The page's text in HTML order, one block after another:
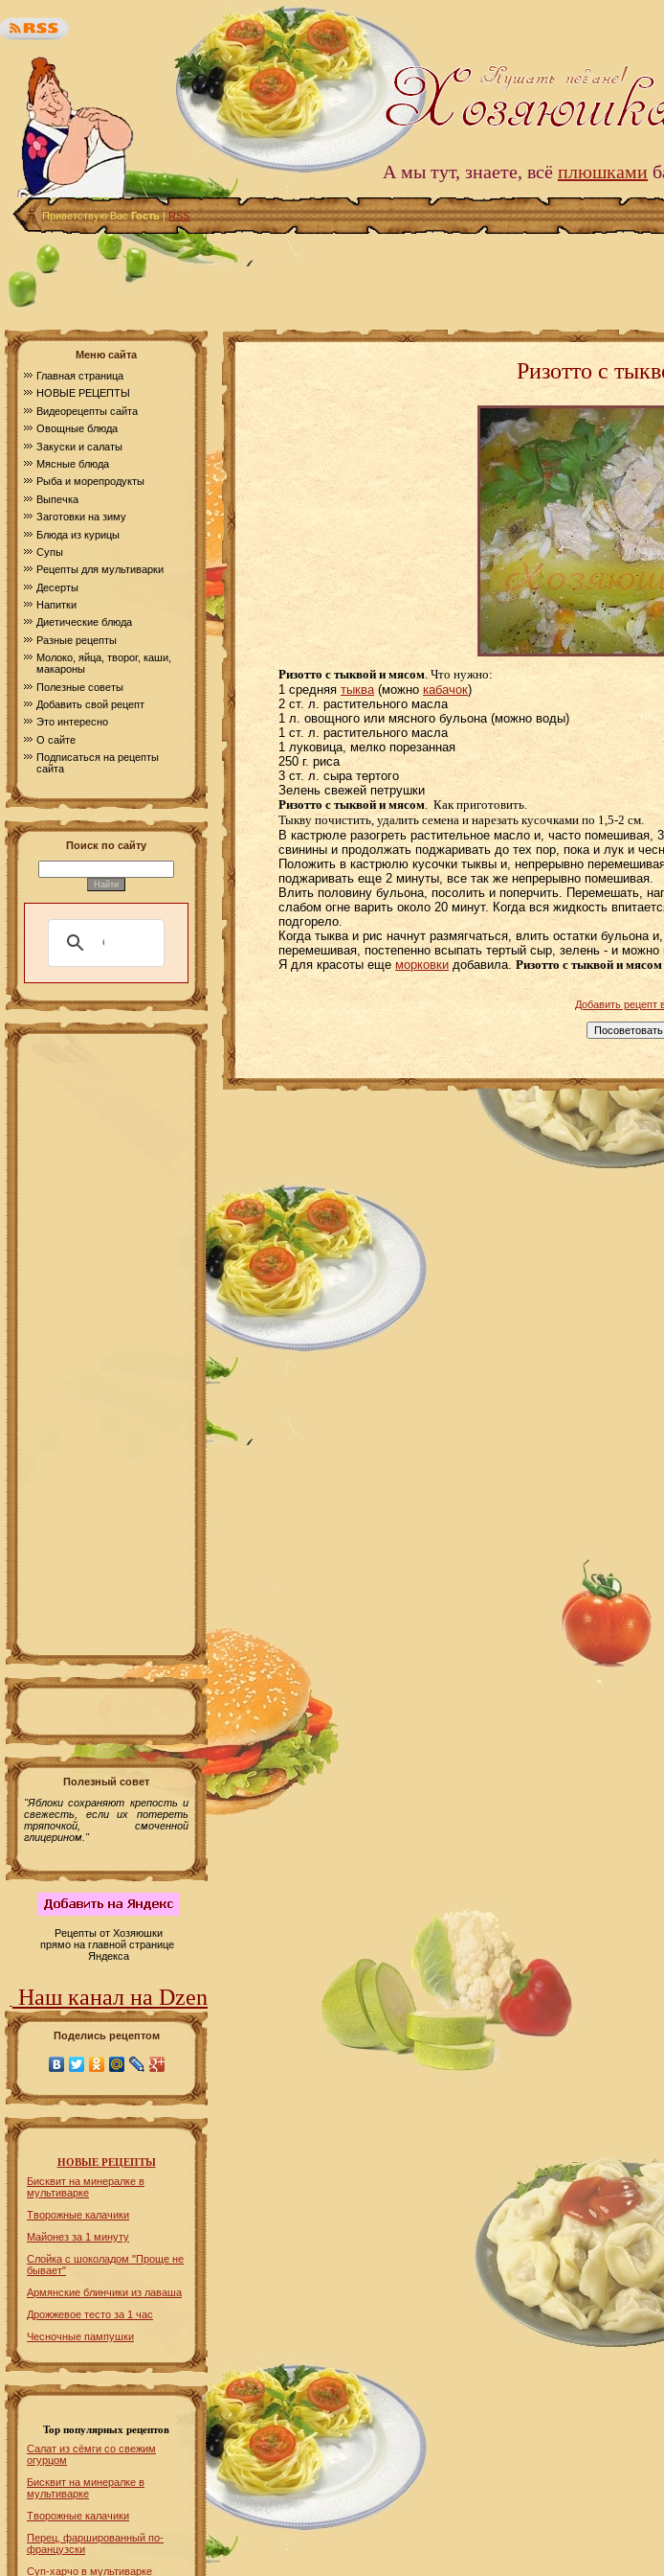
А мы тут, знаете, всё плюшками
Приветствую Вас Гость|RSS
Меню сайта
Главная страница
НОВЫЕ РЕЦЕПТЫ
Видеорецепты сайта
Овощные блюда
Закуски и салаты
Мясные блюда
Рыба и морепродукты
Выпечка
Заготовки на зиму
Блюда из курицы
Супы
Рецепты для мультиварки
Десерты
Напитки
Диетические блюда
Разные рецепты
Молоко, яйца, творог, каши,
макароны
Полезные советы
Добавить свой рецепт
Это интересно
О сайте
Подписаться на рецепты
сайта
Поиск по сайту
Полезный совет
"Яблоки сохраняют крепость и
свежесть, если их потереть
тряпочкой, смоченной
глицерином."
Рецепты от Хозяюшки
прямо на главной странице
Яндекса
Наш канал на Dzen
Поделись рецептом
НОВЫЕ РЕЦЕПТЫ
Бисквит на минералке в
мультиварке
Творожные калачики
Майонез за 1 минуту
Слойка с шоколадом "Проще не
бывает"
Армянские блинчики из лаваша
Дрожжевое тесто за 1 час
Чесночные пампушки
Top популярных рецептов
Салат из сёмги со свежим
огурцом
Бисквит на минералке в
мультиварке
Творожные калачики
Перец, фаршированный по-
французски
Суп-харчо в мультиварке
Ризотто с
Ризотто с тыквой и мясом. Что нужно:
1 средняя тыква(можно кабачок)
2 ст. л. растительного масла
1 л. овощного или мясного бульона (можно воды)
1 ст. л. растительного масла
1 луковица, мелко порезанная
250 г. риса
3 ст. л. сыра тертого
Зелень свежей петрушки
Ризотто с тыквой и мясом. Как приготовить.
Тыкву почистить, удалить семена и нарезать кусочками по 1,5-2 см.
В кастрюле разогреть растительное масло и, часто
свинины и продолжать поджаривать до тех пор, пока и лук и
Положить в кастрюлю кусочки тыквы и, непрерывно
поджаривать еще 2 минуты, все так же непрерывно помешивая.
Влить половину бульона, посолить и поперчить. Перемешать,
слабом огне варить около 20 минут. Когда вся жидкость
подгорело.
Когда тыква и рис начнут размягчаться, влить остатки
перемешивая, постепенно всыпать тертый сыр, зелень - и можно
Я для красоты еще морковки добавила. Ризотто с тыквой и мясом
Добавить рецепт